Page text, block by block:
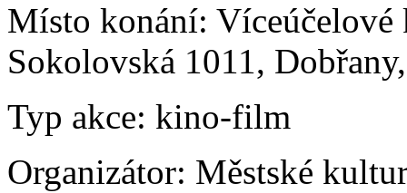
Místo konání: Víceúčelové
Sokolovská 1011,
Typ akce: kino-film
Organizátor: Městské